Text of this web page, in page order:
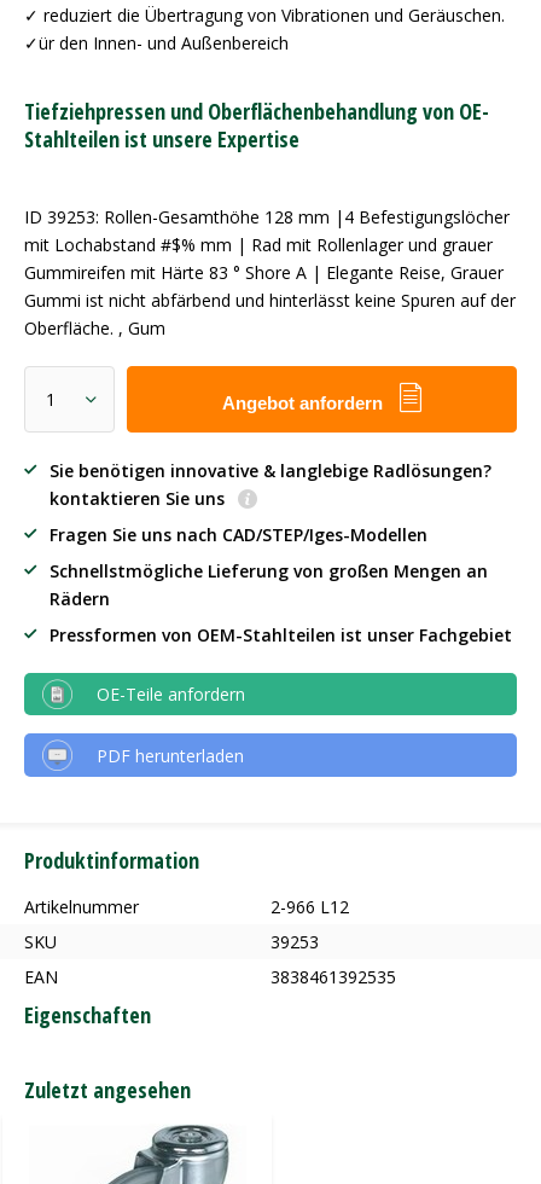
✓ reduziert die Übertragung von Vibrationen und Geräuschen.
✓ür den Innen- und Außenbereich
Tiefziehpressen und Oberflächenbehandlung von OE-
Stahlteilen ist unsere Expertise
ID 39253: Rollen-Gesamthöhe 128 mm |4 Befestigungslöcher
mit Lochabstand #$% mm | Rad mit Rollenlager und grauer
Gummireifen mit Härte 83 ° Shore A | Elegante Reise, Grauer
Gummi ist nicht abfärbend und hinterlässt keine Spuren auf der
Oberfläche. , Gum
Angebot anfordern
Sie benötigen innovative & langlebige Radlösungen?
kontaktieren Sie uns
Fragen Sie uns nach CAD/STEP/Iges-Modellen
Schnellstmögliche Lieferung von großen Mengen an
Rädern
Pressformen von OEM-Stahlteilen ist unser Fachgebiet
OE-Teile anfordern
PDF herunterladen
Produktinformation
Artikelnummer
2-966 L12
SKU
39253
EAN
3838461392535
Eigenschaften
Zuletzt angesehen